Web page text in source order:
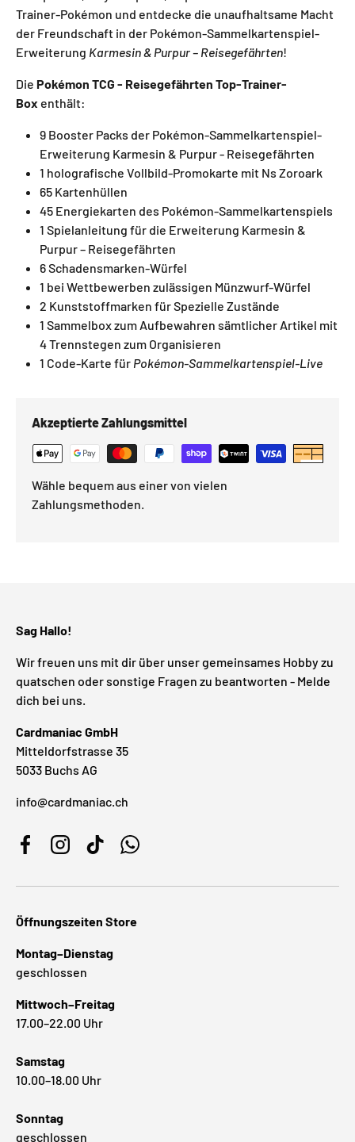
Trainer-Pokémon und entdecke die unaufhaltsame Macht
der Freundschaft in der Pokémon-Sammelkartenspiel-
Erweiterung Karmesin & Purpur – Reisegefährten!
Die Pokémon TCG - Reisegefährten Top-Trainer-
Box enthält:
9 Booster Packs der Pokémon-Sammelkartenspiel-
Erweiterung Karmesin & Purpur - Reisegefährten
1 holografische Vollbild-Promokarte mit Ns Zoroark
65 Kartenhüllen
45 Energiekarten des Pokémon-Sammelkartenspiels
1 Spielanleitung für die Erweiterung Karmesin &
Purpur – Reisegefährten
6 Schadensmarken-Würfel
1 bei Wettbewerben zulässigen Münzwurf-Würfel
2 Kunststoffmarken für Spezielle Zustände
1 Sammelbox zum Aufbewahren sämtlicher Artikel mit
4 Trennstegen zum Organisieren
1 Code-Karte für Pokémon-Sammelkartenspiel-Live
Akzeptierte Zahlungsmittel
Wähle bequem aus einer von vielen
Zahlungsmethoden.
Sag Hallo!
Wir freuen uns mit dir über unser gemeinsames Hobby zu
quatschen oder sonstige Fragen zu beantworten - Melde
dich bei uns.
Cardmaniac GmbH
Mitteldorfstrasse 35
5033 Buchs AG
info@cardmaniac.ch
FacebookInstagramTikTokWhatsApp
Öffnungszeiten Store
Montag–Dienstag
geschlossen
Mittwoch–Freitag
17.00–22.00 Uhr
Samstag
10.00–18.00 Uhr
Sonntag
geschlossen